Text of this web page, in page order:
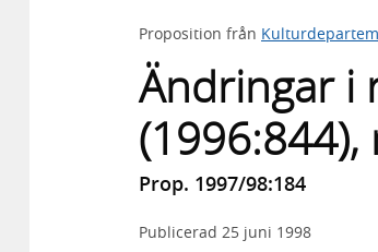
Proposition från
Ändringar i
(1996:844),
Prop. 1997/98:184
Publicerad 25 juni 1998